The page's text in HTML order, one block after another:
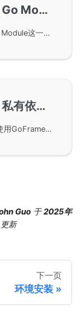
Go Module
Go Module这一包管理工具的使用方法，涵盖了如何通过Goland IDE和命令行进行依赖管理，并提供了设置go.mod文件及使用代理下载GoFrame框架的实用指导。通过开启Go Module特性和选择适当的Proxy地址，能够高效管理项目包依赖，从而提升开发效率。
私有依赖管理
在使用GoFrame框架进行项目开发时管理私有依赖的方法。它解释了如何解决私有库下载困难、版本不一致等常见问题，并提供了通过GOPRIVATE设置私有包有效域名的解决方案。这对于使用Go Modules进行依赖管理的开发者尤其重要。
Guo 于2025年
更新
下一页
环境安装